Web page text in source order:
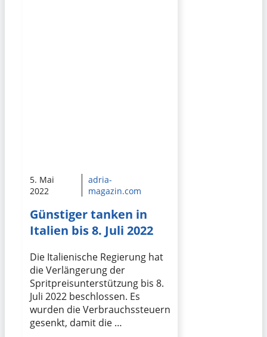
5. Mai
2022
adria-
magazin.com
Günstiger tanken in
Italien bis 8. Juli 2022
Die Italienische Regierung hat
die Verlängerung der
Spritpreisunterstützung bis 8.
Juli 2022 beschlossen. Es
wurden die Verbrauchssteuern
gesenkt, damit die …